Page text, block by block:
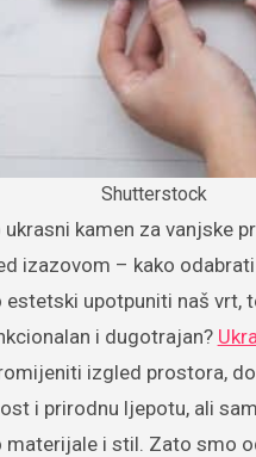
Shutterstock
izazovom – kako
estetski upotpuniti naš vrt,
i dugotrajan?
izgled prostora,
i prirodnu ljepotu, ali
materijale i stil. Zato smo